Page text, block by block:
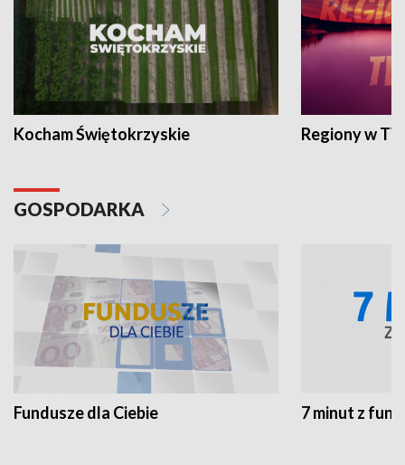
Kocham Świętokrzyskie Regiony w
GOSPODARKA
Fundusze dla Ciebie 7 minut z